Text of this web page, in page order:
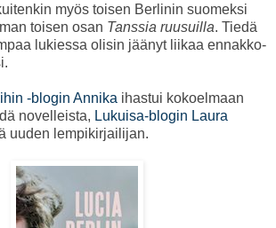
myös toisen Berlinin suomeksi
toisen osan Tanssia ruusuilla. Tiedä
lukiessa olisin jäänyt liikaa ennakko-
-blogin Annika ihastui kokoelmaan
novelleista, Lukuisa-blogin Laura
uuden lempikirjailijan.